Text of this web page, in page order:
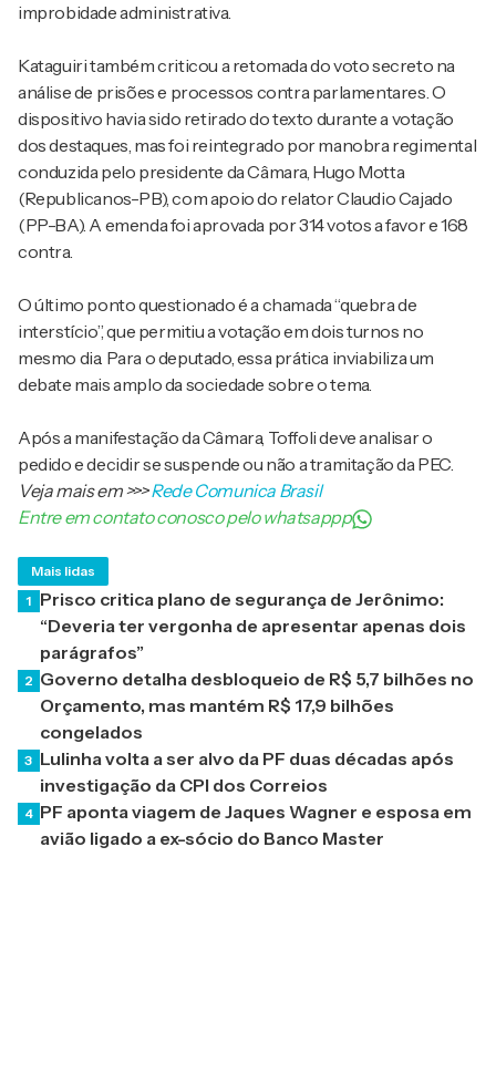
improbidade administrativa.
Kataguiri também criticou a retomada do voto secreto na
análise de prisões e processos contra parlamentares. O
dispositivo havia sido retirado do texto durante a votação
dos destaques, mas foi reintegrado por manobra regimental
conduzida pelo presidente da Câmara, Hugo Motta
(Republicanos-PB), com apoio do relator Claudio Cajado
(PP-BA). A emenda foi aprovada por 314 votos a favor e 168
contra.
O último ponto questionado é a chamada “quebra de
interstício”, que permitiu a votação em dois turnos no
mesmo dia. Para o deputado, essa prática inviabiliza um
debate mais amplo da sociedade sobre o tema.
Após a manifestação da Câmara, Toffoli deve analisar o
pedido e decidir se suspende ou não a tramitação da PEC.
Veja mais em>>>Rede Comunica Brasil
Entre em contato conosco pelo whatsappp
Mais lidas
1 Prisco critica plano de segurança de Jerônimo:
“Deveria ter vergonha de apresentar apenas dois
parágrafos”
2 Governo detalha desbloqueio de R$ 5,7 bilhões no
Orçamento, mas mantém R$ 17,9 bilhões
congelados
3 Lulinha volta a ser alvo da PF duas décadas após
investigação da CPI dos Correios
4 PF aponta viagem de Jaques Wagner e esposa em
avião ligado a ex-sócio do Banco Master